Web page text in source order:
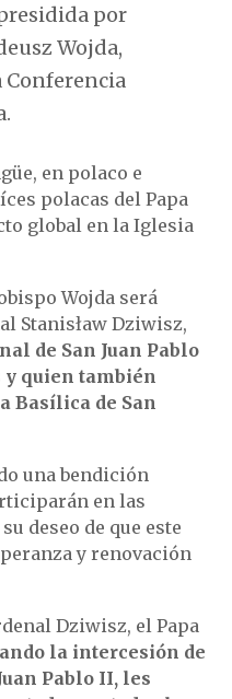
por
Wojda,
Conferencia
en polaco e
polacas del Papa
global en la Iglesia
Wojda será
Stanisław Dziwisz,
de San Juan Pablo
y quien también
Basílica de San
una bendición
en las
deseo de que este
y renovación
Dziwisz, el Papa
la intercesión de
Pablo II, les